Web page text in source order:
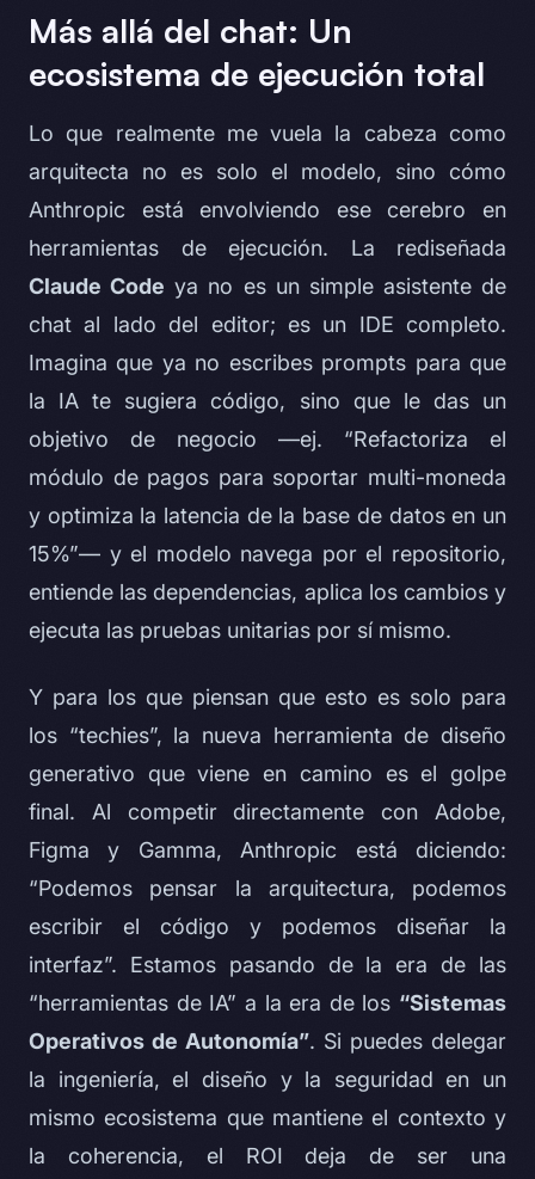
Más allá del chat: Un
ecosistema de ejecución total
Lo que realmente me vuela la cabeza como
arquitecta no es solo el modelo, sino cómo
Anthropic está envolviendo ese cerebro en
herramientas de ejecución. La rediseñada
Claude Code ya no es un simple asistente de
chat al lado del editor; es un IDE completo.
Imagina que ya no escribes prompts para que
la IA te sugiera código, sino que le das un
objetivo de negocio —ej. “Refactoriza el
módulo de pagos para soportar multi-moneda
y optimiza la latencia de la base de datos en un
15%”— y el modelo navega por el repositorio,
entiende las dependencias, aplica los cambios y
ejecuta las pruebas unitarias por sí mismo.
Y para los que piensan que esto es solo para
los “techies”, la nueva herramienta de diseño
generativo que viene en camino es el golpe
final. Al competir directamente con Adobe,
Figma y Gamma, Anthropic está diciendo:
“Podemos pensar la arquitectura, podemos
escribir el código y podemos diseñar la
interfaz”. Estamos pasando de la era de las
“herramientas de IA” a la era de los “Sistemas
Operativos de Autonomía”. Si puedes delegar
la ingeniería, el diseño y la seguridad en un
mismo ecosistema que mantiene el contexto y
la coherencia, el ROI deja de ser una